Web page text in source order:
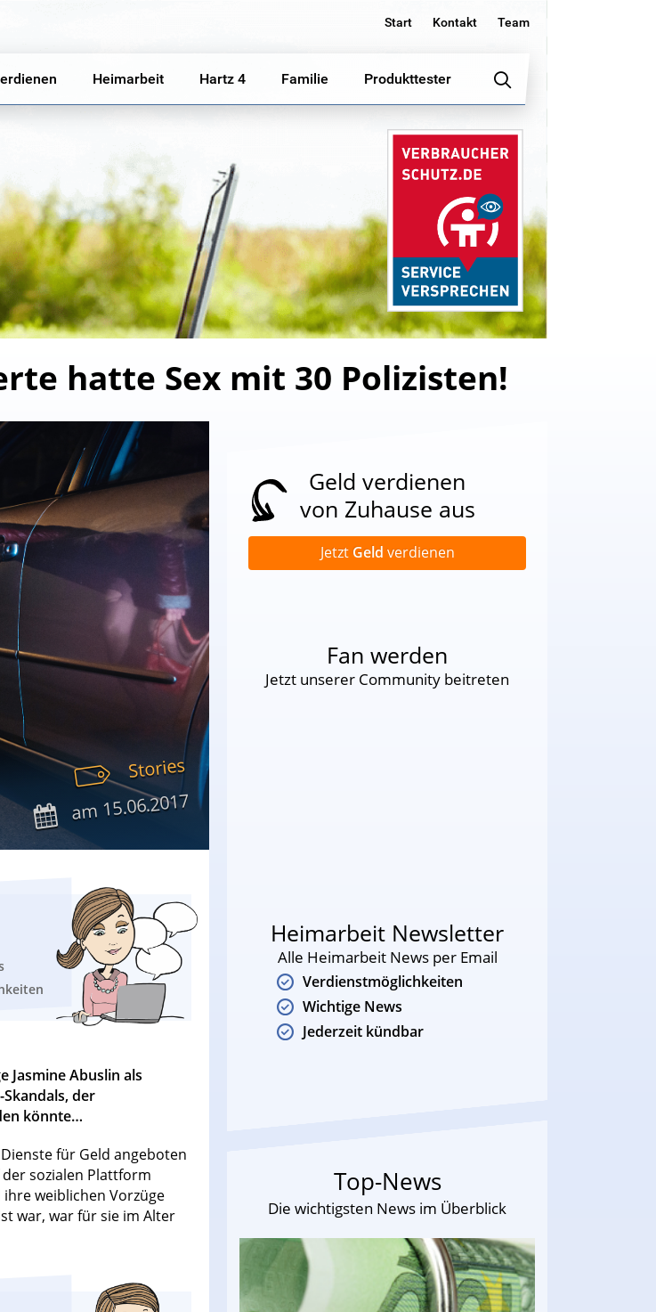
Start Kontakt Team
Heimarbeit Hartz 4 Familie Produkttester
hatte Sex mit 30 Polizisten!
Stories
am15.06.2017
Jasmine Abuslin als
der
könnte…
für Geld angeboten
sozialen Plattform
weiblichen Vorzüge
war, war für sie im Alter
Geld verdienen
von Zuhause aus
Jetzt Geld verdienen
Fan werden
Jetzt unserer Community beitreten
Heimarbeit Newsletter
Alle Heimarbeit News per Email
Verdienstmöglichkeiten
Wichtige News
Jederzeit kündbar
Top-News
Die wichtigsten News im Überblick